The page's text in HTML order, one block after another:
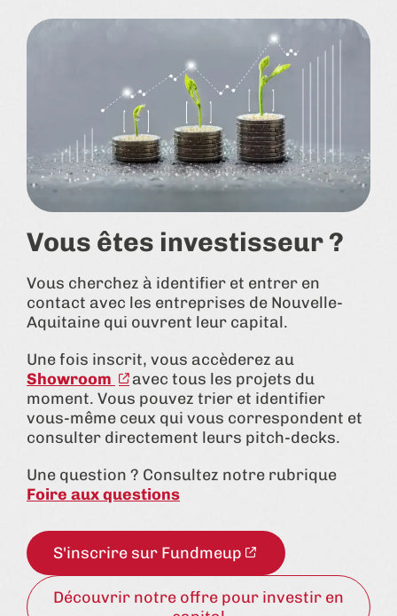
Vous êtes investisseur ?
Vous cherchez à identifier et entrer en
contact avec les entreprises de Nouvelle-
Aquitaine qui ouvrent leur capital.
Une fois inscrit, vous accèderez au
Showroom
avec tous les projets du
moment. Vous pouvez trier et identifier
vous-même ceux qui vous correspondent et
consulter directement leurs pitch-decks.
Une question ? Consultez notre rubrique
Foire aux questions
S'inscrire sur Fundmeup
Découvrir notre offre pour investir en